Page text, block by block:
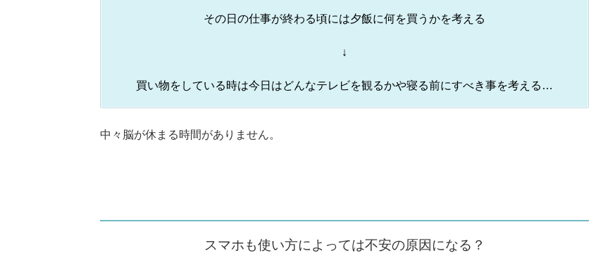
その日の仕事が終わる頃には夕飯に何を買うかを考える
↓
買い物をしている時は今日はどんなテレビを観るかや寝る前にすべき事を考える…
中々脳が休まる時間がありません。
スマホも使い方によっては不安の原因になる？